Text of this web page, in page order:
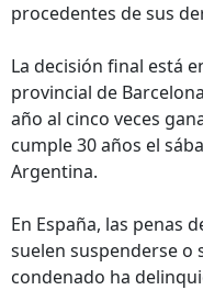
procedentes de sus
La decisión final está
provincial de
año al cinco veces
cumple 30 años el
Argentina.
En España, las penas
suelen suspenderse
condenado ha